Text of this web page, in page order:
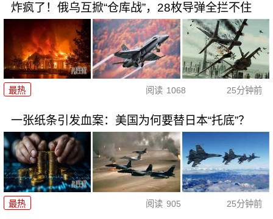
炸疯了！俄乌互掀“仓库战”，28枚导弹全拦不住
最热 阅读 1068 25分钟前
一张纸条引发血案：美国为何要替日本“托底”？
最热 阅读 905 25分钟前